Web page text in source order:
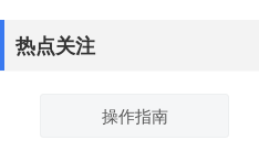
热点关注
操作指南